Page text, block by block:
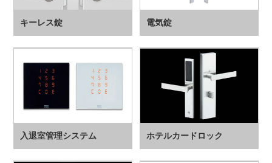
キーレス錠 電気錠
入退室管理システム ホテルカードロック